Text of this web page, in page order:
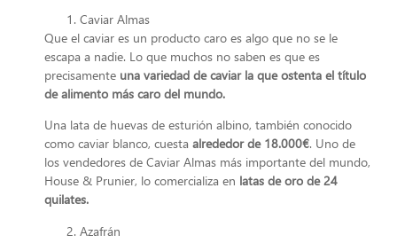
Caviar Almas
Que el caviar es un producto caro es algo que no se le
escapa a nadie. Lo que muchos no saben es que es
precisamente una variedad de caviar la que ostenta el título
de alimento más caro del mundo.
Una lata de huevas de esturión albino, también conocido
como caviar blanco, cuesta alrededor de 18.000€. Uno de
los vendedores de Caviar Almas más importante del mundo,
House & Prunier, lo comercializa en latas de oro de 24
quilates.
Azafrán